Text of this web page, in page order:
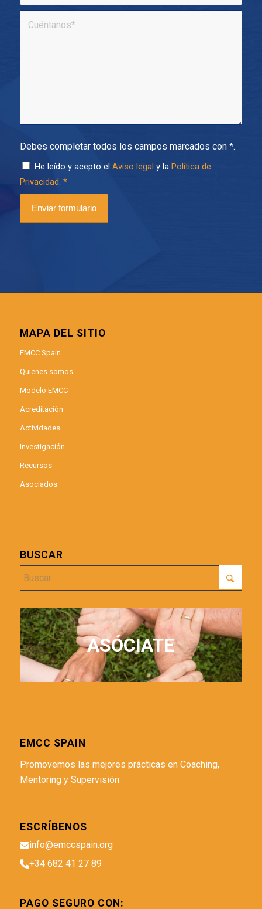
Debes completar todos los campos marcados con *.
He leído y acepto el Aviso legal y la Política de
Privacidad. *
MAPA DEL SITIO
EMCC Spain
Quienes somos
Modelo EMCC
Acreditación
Actividades
Investigación
Recursos
Asociados
BUSCAR
ASÓCIATE
EMCC SPAIN
Promovemos las mejores prácticas en Coaching,
Mentoring y Supervisión
ESCRÍBENOS
info@emccspain.org
+34 682 41 27 89
PAGO SEGURO CON: